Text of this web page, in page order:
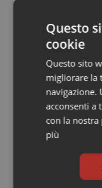
Sangue &
Tiroide
Tumore al
Tumore
Tumori del
Scienza
La
Questo
cookie
Questo sito
migliorare la
navigazione.
acconsenti a
con la
più